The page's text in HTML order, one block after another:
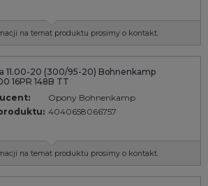
na temat produktu prosimy o kontakt.
11.00-20 (300/95-20) Bohnenkamp
16PR 148B TT
Opony Bohnenkamp
4040658066757
na temat produktu prosimy o kontakt.